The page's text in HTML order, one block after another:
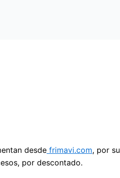
desde frimavi.com, por
por descontado.